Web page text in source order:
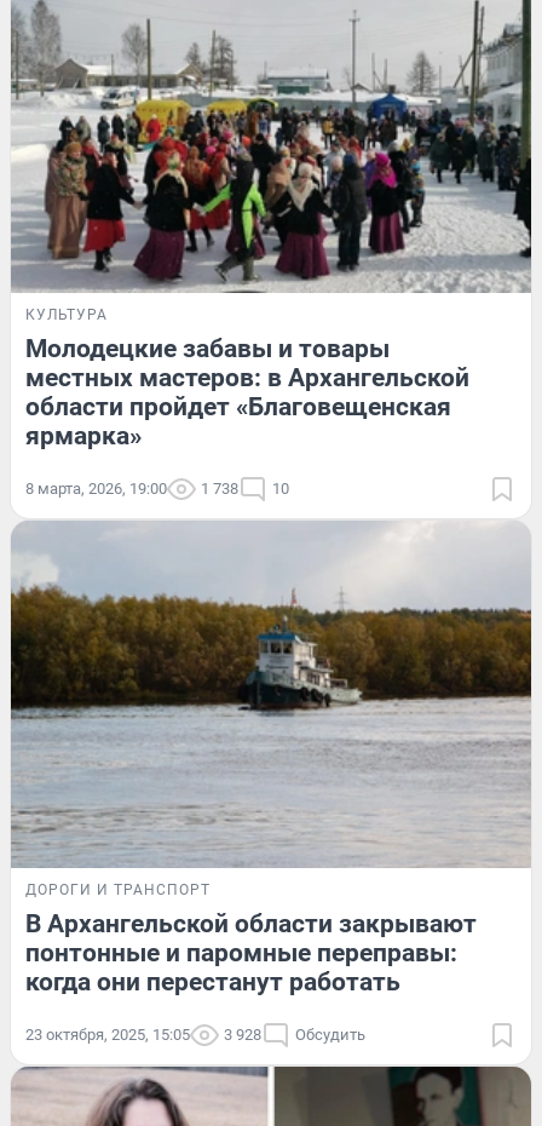
КУЛЬТУРА
Молодецкие забавы и товары
местных мастеров: в Архангельской
области пройдет «Благовещенская
ярмарка»
8 марта, 2026, 19:00 1 738 10
ДОРОГИ И ТРАНСПОРТ
В Архангельской области закрывают
понтонные и паромные переправы:
когда они перестанут работать
23 октября, 2025, 15:05 3 928 Обсудить